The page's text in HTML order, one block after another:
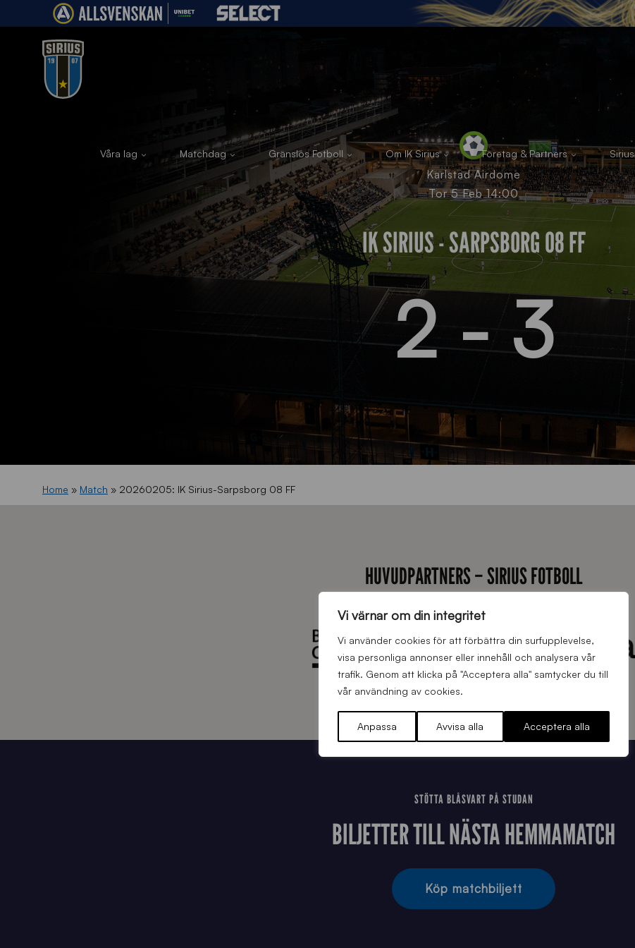
Vi värnar om din integritet
Vi använder cookies för att förbättra din surfupplevelse,
visa personliga annonser eller innehåll och analysera vår
trafik. Genom att klicka på "Acceptera alla" samtycker du till
vår användning av cookies.
Anpassa Avvisa alla Acceptera alla
Våra lag Matchdag Gränslös Fotboll Om IK Sirius Företag & Partners
Karlstad Airdome
Tor 5 Feb 14:00
IK SIRIUS - SARPSBORG 08 FF
2 - 3
Home » Match » 20260205: IK Sirius-Sarpsborg 08 FF
HUVUDPARTNERS – SIRIUS FOTBOLL
STÖTTA BLÅSVART PÅ STUDAN
BILJETTER TILL NÄSTA HEMMAMATCH
Köp matchbiljett